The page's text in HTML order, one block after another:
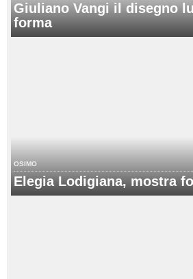
Giuliano Vangi il disegno
forma
OSIMO
Elegia Lodigiana, mostra